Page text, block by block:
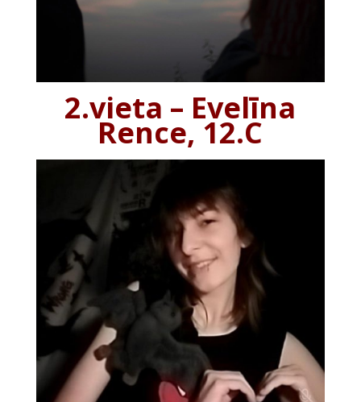
2.vieta – Evelīna
Rence, 12.C